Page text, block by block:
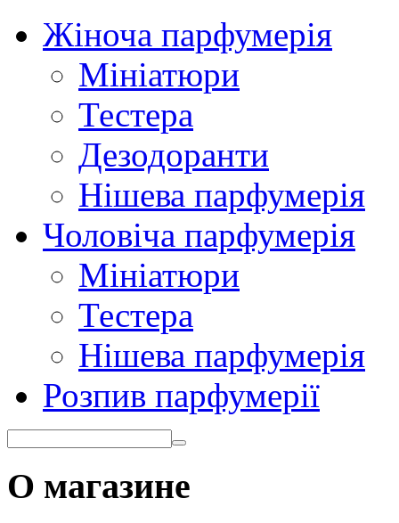
Жіноча парфумерія
Мініатюри
Тестера
Дезодоранти
Нішева парфумерія
Чоловіча парфумерія
Мініатюри
Тестера
Нішева парфумерія
Розпив парфумерії
О магазине